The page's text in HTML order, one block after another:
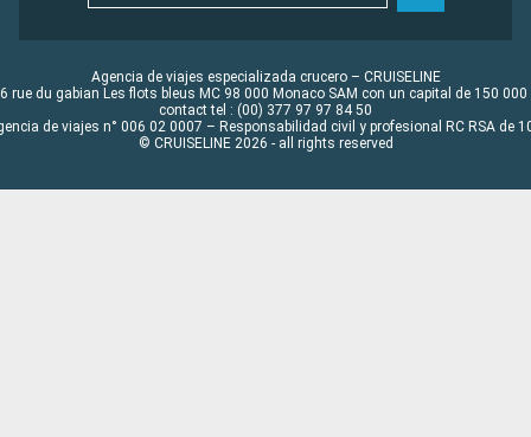
Agencia de viajes especializada crucero – CRUISELINE
rue du gabian Les flots bleus MC 98 000 Monaco SAM con un capital de 150 000
contact tel : (00) 377 97 97 84 50
de viajes n° 006 02 0007 – Responsabilidad civil y profesional RC RSA de
© CRUISELINE 2026 - all rights reserved